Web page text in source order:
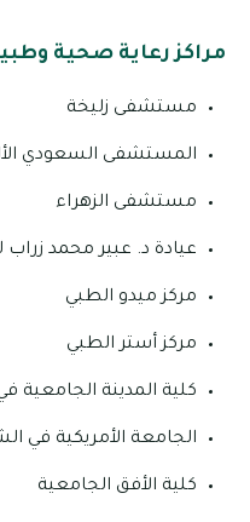
مراكز رعاية صحية
مستشفى زليخة
المستشفى السعودي
مستشفى الزهراء
عيادة د. عبير محمد زراب
مركز ميدو الطبي
مركز أستر الطبي
كلية المدينة الجامعية
الجامعة الأمريكية في
كلية الأفق الجامعية